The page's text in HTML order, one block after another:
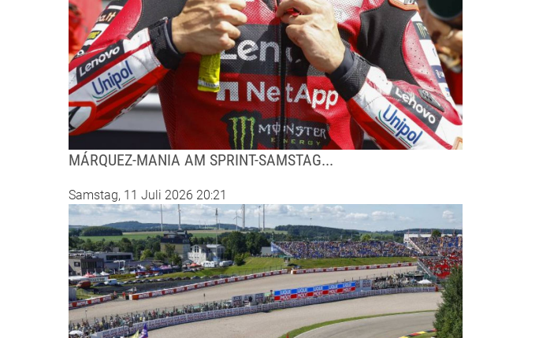
MÁRQUEZ-MANIA AM SPRINT-SAMSTAG...
Samstag, 11 Juli 2026 20:21